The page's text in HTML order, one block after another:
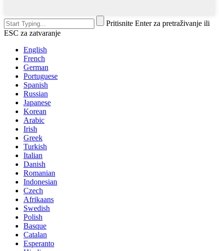
Pritisnite Enter za pretraživanje ili
ESC za zatvaranje
English
French
German
Portuguese
Spanish
Russian
Japanese
Korean
Arabic
Irish
Greek
Turkish
Italian
Danish
Romanian
Indonesian
Czech
Afrikaans
Swedish
Polish
Basque
Catalan
Esperanto